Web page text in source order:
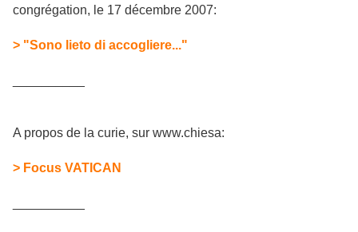
congrégation, le 17 décembre 2007:
> "Sono lieto di accogliere..."
A propos de la curie, sur www.chiesa:
> Focus VATICAN